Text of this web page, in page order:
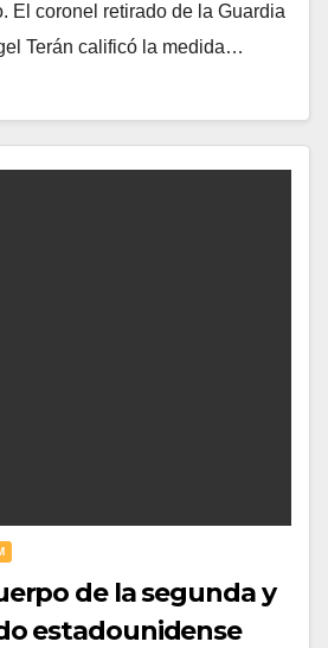
El coronel retirado de la Guardia
Terán calificó la medida…
de la segunda y
estadounidense